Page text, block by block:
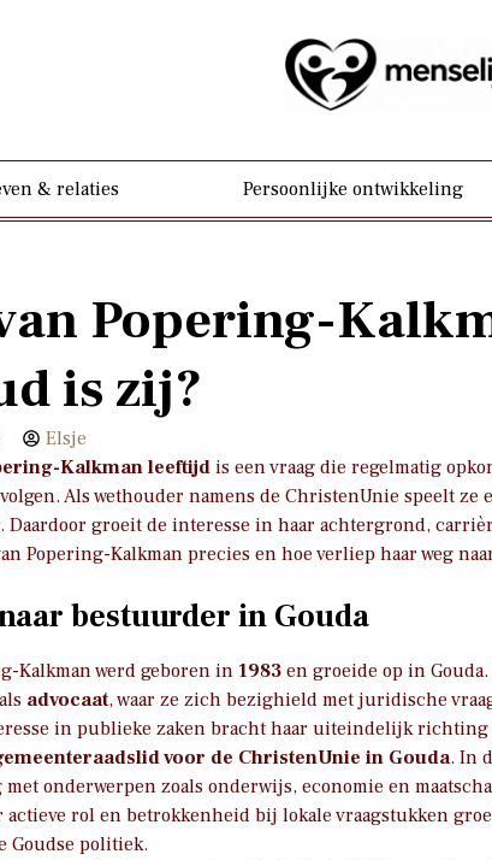
& relaties Persoonlijke ontwikkeling
Popering-
is zij?
Elsje
Kalkman leeftijd is een vraag die regelmatig
Als wethouder namens de ChristenUnie speelt
Daardoor groeit de interesse in haar achtergrond,
Popering-Kalkman precies en hoe verliep haar weg
bestuurder in Gouda
Kalkman werd geboren in 1983 en groeide op in
advocaat, waar ze zich bezighield met juridische
in publieke zaken bracht haar uiteindelijk
voor de ChristenUnie in Gouda. In
onderwerpen zoals onderwijs, economie en
actieve rol en betrokkenheid bij lokale vraagstukken
Goudse politiek.